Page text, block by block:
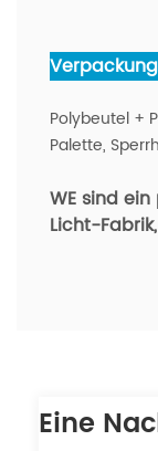
Polybeutel +
Palette,
WE sind
Licht-Fabrik
Eine